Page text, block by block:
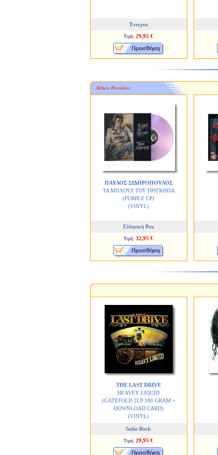
Έντεχνα
Τιμή: 29,95 €
Δίσκοι Βινυλίου
ΠΑΥΛΟΣ ΣΙΔΗΡΟΠΟΥΛΟΣ
ΤΑ ΜΠΛΟΥΖ ΤΟΥ ΠΡΙΓΚΗΠΑ
(PURPLE LP)
(VINYL)
Ελληνική Ροκ
Τιμή: 32,95 €
THE LAST DRIVE
HEAVEY LIQUID
(GATEFOLD 2LP 180 GRAM +
DOWNLOAD CARD)
(VINYL)
Indie Rock
Τιμή: 29,95 €